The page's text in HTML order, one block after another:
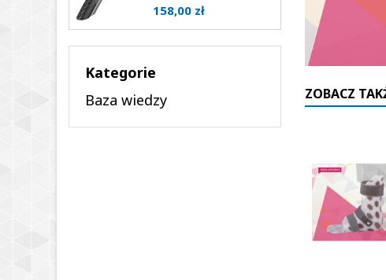
Cena
158,00 zł
Kategorie
Baza wiedzy
ZOBACZ